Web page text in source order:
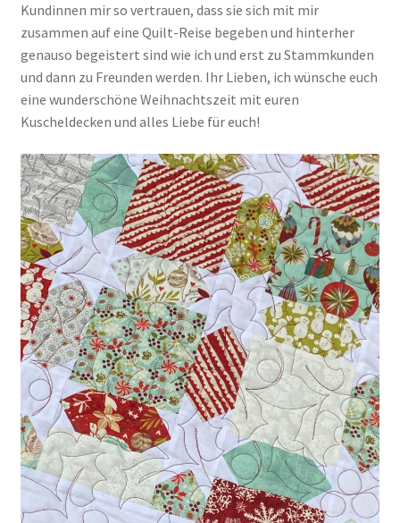
Kundinnen mir so vertrauen, dass sie sich mit mir
zusammen auf eine Quilt-Reise begeben und hinterher
genauso begeistert sind wie ich und erst zu Stammkunden
und dann zu Freunden werden. Ihr Lieben, ich wünsche euch
eine wunderschöne Weihnachtszeit mit euren
Kuscheldecken und alles Liebe für euch!